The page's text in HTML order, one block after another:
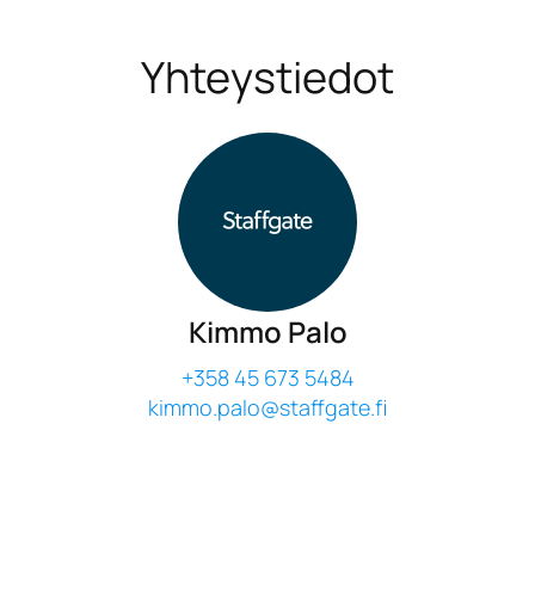
Yhteystiedot
Kimmo Palo
+358 45 673 5484
kimmo.palo@staffgate.fi